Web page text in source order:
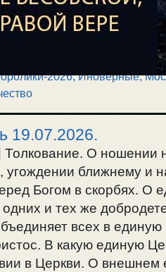
2026,Иноверные,
19.07.2026.
Толкование. О ношении
угождении ближнему и
Богом в скорбях. О
и тех же
всех в
В какую единую
в Церкви. О внешнем